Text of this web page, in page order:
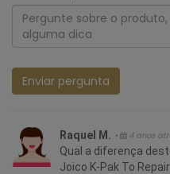
Enviar pergunta
Raquel M. • 4 anos
Qual a diferença
Joico K-Pak To